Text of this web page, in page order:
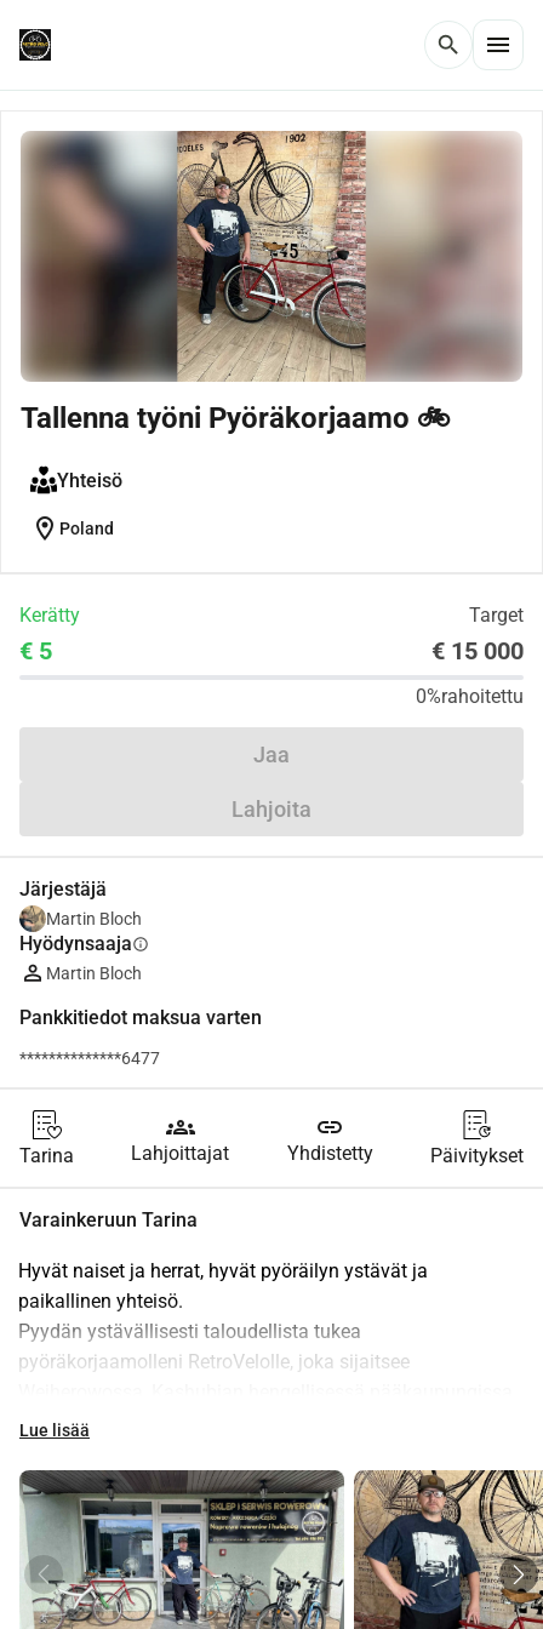
search menu
Tallenna työni Pyöräkorjaamo 🚲
Yhteisö
location_on Poland
Kerätty Target
€ 5 € 15 000
0%rahoitettu
Jaa
Lahjoita
Järjestäjä
Martin Bloch
Hyödynsaajainfo
Martin Bloch
Pankkitiedot maksua varten
**************6477
Tarina
groups
Lahjoittajat
link
Yhdistetty Päivitykset
Varainkeruun Tarina
Hyvät naiset ja herrat, hyvät pyöräilyn ystävät ja
paikallinen yhteisö.
Pyydän ystävällisesti taloudellista tukea
pyöräkorjaamolleni RetroVelolle, joka sijaitsee
RetroVelo on paikka, joka on luotu intohimosta kahteen
pyörään. Olen 10 vuoden ajan sitoutunut varmistamaan
pyöräilijöiden turvallisuuden ja mukavuuden, tarjoten
kattavaa palvelua, ammattimaista neuvontaa ja rakentaen
paikallista pyöräilyyhteisöä. Uskon, että toimiva pyörä on
Lue lisää